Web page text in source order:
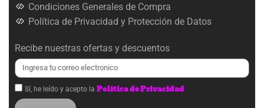
Condiciones Generales de Compra
Política de Privacidad y Protección de Datos
Recibe nuestras ofertas y descuentos
Sí, he leído y acepto la Política de Privacidad